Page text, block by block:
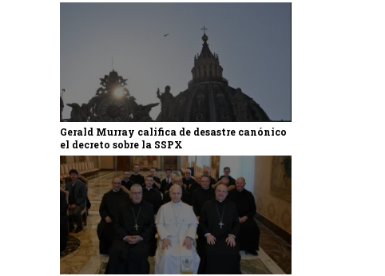
Gerald Murray califica de desastre canónico
el decreto sobre la SSPX